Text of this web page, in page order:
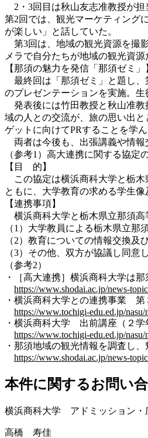
2・3回目は秋山友志准教授が担
第2回では、観光マーケティング
が楽しい」と話していた。
第3回は、地域の観光資源を撮
メラで自分たちが地域の観光資
【那須の魅力を発信「那須ゼミ」
最終回は「那須ゼミ」と題し、
のプレゼンテーションを実施。
発表後には竹田教授と秋山准教
域の人との交流が、旅の思い出
ゲットに向けてPRすることを学ん
両者は今後も、出張講義や情報
（参考1）高大連携に関する協定
【目 的】
この協定は横浜商科大学と栃木
ともに、大学教育の求める学生
【連携事項】
横浜商科大学と栃木県立那須高
（1）⼤学教員による栃木県立那
（2）教育についての情報交換及
（3）その他、双⽅が協議し同意
（参考2）
・［高大連携］横浜商科大学は
https://www.shodai.ac.jp/news-
・横浜商科大学との連携事業 第
https://www.tochigi-edu.ed.jp/
・横浜商科大学 出前講座（２学
https://www.tochigi-edu.ed.jp/
・那須地域の観光情報を調査し
https://www.shodai.ac.jp/news-
本件に関するお問い
横浜商科大学 アドミッション・
高橋 寿佳